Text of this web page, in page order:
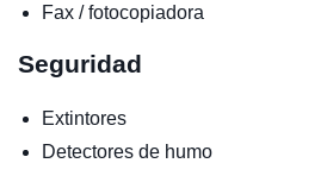
Fax / fotocopiadora
Seguridad
Extintores
Detectores de humo